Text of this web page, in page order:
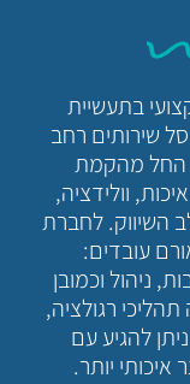
בתעשיית
שירותים רחב
החל מהקמת
וולידציה,
השיווק. לחברת
עובדים:
ניהול וכמובן
רגולציה,
להגיע עם
יותר.